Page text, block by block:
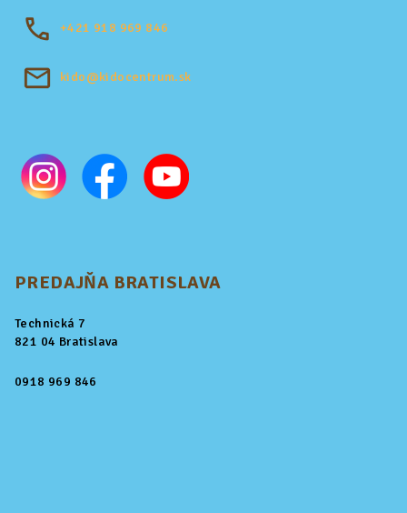
+421 918 969 846
kido@kidocentrum.sk
PREDAJŇA BRATISLAVA
Technická 7
821 04 Bratislava
0918 969 846